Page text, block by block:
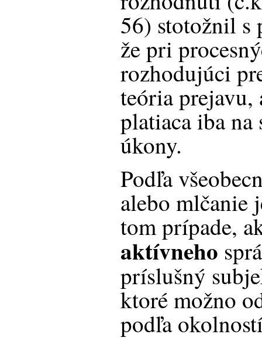
56) stotožnil s
že pri
rozhodujúci
teória prejavu,
platiaca iba
úkony.
Podľa
alebo mlčanie
tom prípade,
aktívneho
príslušný
ktoré možno
podľa